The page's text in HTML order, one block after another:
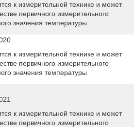
к измерительной технике и может
первичного измерительного
значения температуры
к измерительной технике и может
первичного измерительного
значения температуры
к измерительной технике и может
первичного измерительного